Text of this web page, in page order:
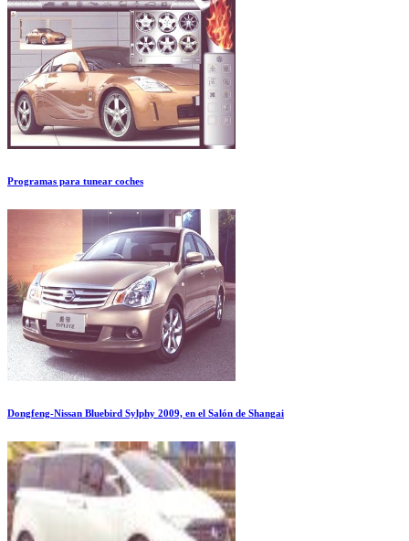
Programas para tunear coches
Dongfeng-Nissan Bluebird Sylphy 2009, en el Salón de Shangai